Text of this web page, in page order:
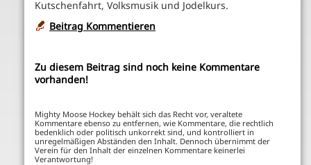
Kutschenfahrt, Volksmusik und Jodelkurs.
Beitrag Kommentieren
Zu diesem Beitrag sind noch keine Kommentare
vorhanden!
Mighty Moose Hockey behält sich das Recht vor, veraltete
Kommentare ebenso zu entfernen, wie Kommentare, die rechtlich
bedenklich oder politisch unkorrekt sind, und kontrolliert in
unregelmäßigen Abständen den Inhalt. Dennoch übernimmt der
Verein für den Inhalt der einzelnen Kommentare keinerlei
Verantwortung!